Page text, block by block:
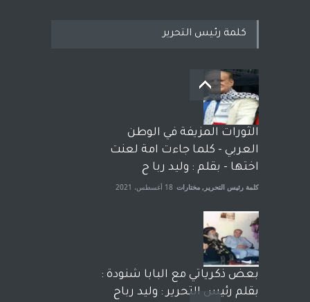
بعد معارك قضائية طاحنة كتب
وترافع فيها بنفسه مرة اخرى..
الشيخ طارق يوسف يقهر
الحكومة الأمريكية ، فأعطوه
الجنسية عن يد وهم صاغرون،
آراء حرة مختارات 7 أبريل، 2023
كلمة رئيس التحرير
الثورات المزيفة في الوطن
العربي - كلما جاءت امة لعنت
اختها - بقلم : وليد ربا ح
كلمة رئيس التحرير , مختارات 18 أغسطس، 2021
بعض ذكرياتي مع البابا شنودة :
بقلم رئيس التحرير : وليد رباح